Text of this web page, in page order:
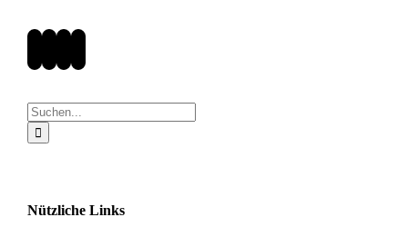
Suche
nach:
Nützliche Links